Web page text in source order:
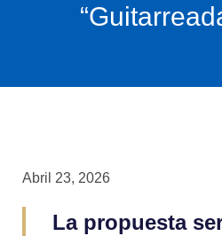
Abril 23, 2026
La propuesta